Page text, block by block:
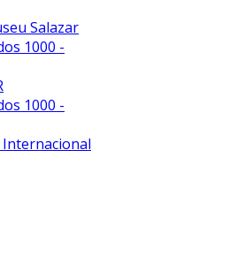
Salazar
1000 -
1000 -